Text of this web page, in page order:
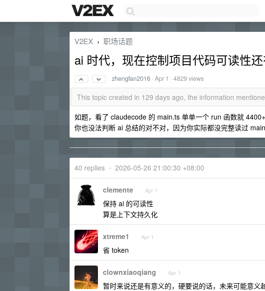
V2EX › 职场话题
ai 时代，现在控制项目代码可读性
zhengfan2016 ·Apr 1 · 4829 views
This topic created in 129 days ago, the information
如题，看了 claudecode 的 main.ts 单单一个 run 函数就
你也没法判断 ai 总结的对不对，因为你实际都没完整读过 main
40 replies • 2026-05-26 21:00:30 +08:00
clemente Apr 1
保持 ai 的可读性
算是上下文持久化
xtreme1 Apr 1
省 token
clownxiaoqiang Apr 1
暂时来说还是有意义的，硬要说的话，未来可能意义